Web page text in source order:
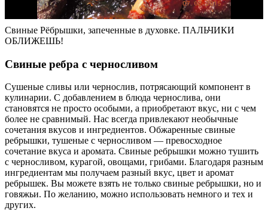
Свиные Рёбрышки, запеченные в духовке. ПАЛЬЧИКИ
ОБЛИЖЕШЬ!
Свиные ребра с черносливом
Сушеные сливы или чернослив, потрясающий компонент в
кулинарии. С добавлением в блюда чернослива, они
становятся не просто особыми, а приобретают вкус, ни с чем
более не сравнимый. Нас всегда привлекают необычные
сочетания вкусов и ингредиентов. Обжаренные свиные
ребрышки, тушеные с черносливом — превосходное
сочетание вкуса и аромата. Свиные ребрышки можно тушить
с черносливом, курагой, овощами, грибами. Благодаря разным
ингредиентам мы получаем разный вкус, цвет и аромат
ребрышек. Вы можете взять не только свиные ребрышки, но и
говяжьи. По желанию, можно использовать немного и тех и
других.